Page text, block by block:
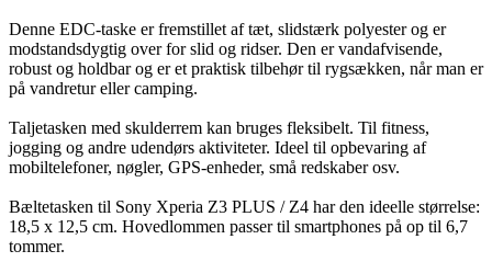
Denne EDC-taske er fremstillet af tæt, slidstærk polyester og er
modstandsdygtig over for slid og ridser. Den er vandafvisende,
robust og holdbar og er et praktisk tilbehør til rygsækken, når man er
på vandretur eller camping.
Taljetasken med skulderrem kan bruges fleksibelt. Til fitness,
jogging og andre udendørs aktiviteter. Ideel til opbevaring af
mobiltelefoner, nøgler, GPS-enheder, små redskaber osv.
Bæltetasken til Sony Xperia Z3 PLUS / Z4 har den ideelle størrelse:
18,5 x 12,5 cm. Hovedlommen passer til smartphones på op til 6,7
tommer.